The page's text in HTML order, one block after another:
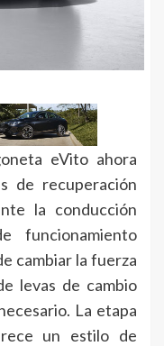
eVito ahora
de recuperación
la conducción
funcionamiento
cambiar la fuerza
levas de cambio
La etapa
un estilo de